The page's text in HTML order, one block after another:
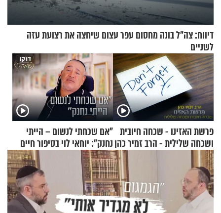
דיווח: צה"ל בונה מחסום עפר עצום שיחצה את רצועת עזה
לשניים
פרשת האזינו - שכחה חיובית
ושכחה שלילית - הרב זמיר כהן
"אם שכחתי לנשום – הייתי
נחנק": יוחאי לוי בסיפור חיים
מעורר השראה